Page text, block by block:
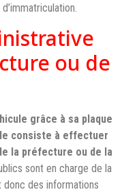
ou de
grâce à sa plaque
consiste à effectuer
la préfecture ou de la
sont en charge de la
des informations